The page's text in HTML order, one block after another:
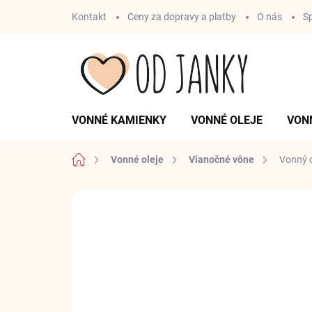
Kontakt Ceny za dopravy a platby O nás
VONNÉ KAMIENKY VONNÉ OLEJE
DomovVonné oleje Vianočné vône Vonný